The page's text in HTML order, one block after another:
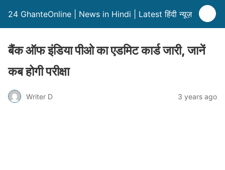
24 GhanteOnline | News in Hindi | Latest हिंदी न्यूज़
बैंक ऑफ इंडिया पीओ का एडमिट कार्ड जारी, जानें
कब होगी परीक्षा
Writer D 3 years ago